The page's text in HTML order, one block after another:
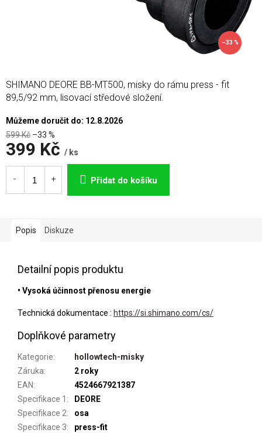
–33 %
599 Kč –33 %
399 Kč / ks
Měrná
cena:
Můžeme doručit do: 12.8.2026
Přidat do košíku
SHIMANO DEORE BB-MT500, misky do rámu press - fit
89,5/92 mm, lisovací středové složení.
Popis Diskuze
Detailní popis produktu
• Vysoká účinnost přenosu energie
Technická dokumentace : https://si.shimano.com/cs/
Doplňkové parametry
Kategorie:
hollowtech-misky
Záruka:
2 roky
EAN:
4524667921387
Specifikace 1 :
DEORE
Specifikace 2:
osa
Specifikace 3:
press-fit